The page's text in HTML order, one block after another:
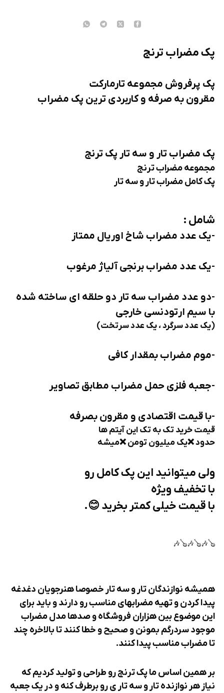
پک مضراب ترنج
پک پرفروش مجموعه تارمارکت
مقرون به صرفه و کاربردی ترین پک مضراب
پک مضراب تار و سه تار پک ترنج
مجموعه مضراب ترنج
پک کامل مضراب تار و سه تار
شامل :
-یک عدد مضراب شاخ اوریال ممتاز
-یک عدد مضراب برنجی آلیاژ مرغوب
-دو عدد مضراب سه تار دو حلقه ای ساخته شده
با سیم ارتودنسی خارجی
(یک عدد سرگرد ، یک عدد سرتخت)
-موم مضراب بمقدار کافی
-جعبه فلزی حمل مضراب مطابق تصاویر
-با قیمت اقتصادی و مقرون بصرفه
قیمت خرید تک به تک این آیتم ها
حدود ❌️یک میلیون تومن ❌️میشه
ولی میتوانید این پک کامل رو
با تخفیف ویژه
با قیمت خیلی کمتر بخرید 😊.
🪕🎶🪕🎶🪕🎶
همیشه نوازندگان تار و سه تار خصوصا هنرجویان دغدغه
پیدا کردن و تهیه مضرابهای مناسب رو دارند و باید برای
این موضوع بین هزاران فروشگاه و صدها مدل مضراب
موجود سردرگم بمونن و صحیح و خطا کنند تا بالاخره چند
تا مضراب مناسب پیدا کنند.
بر همین اساس ما پک ترنج رو طراحی و تولید کردیم که
نیاز هر نوازنده تار و سه تار ی رو برطرف کنه و در یک جعبه